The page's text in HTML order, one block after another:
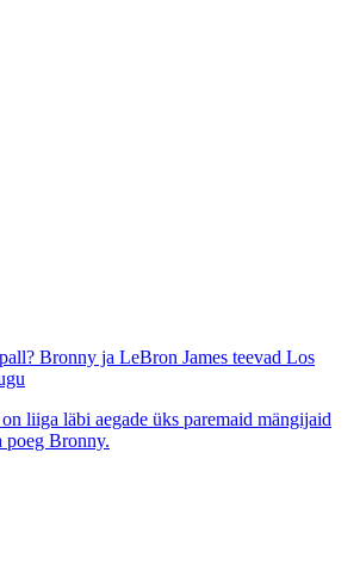
Bronny ja LeBron James teevad Los
liiga läbi aegade üks paremaid mängijaid
poeg Bronny.